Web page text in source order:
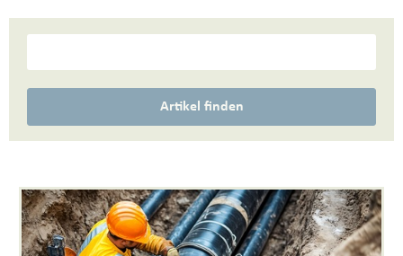
Artikel finden